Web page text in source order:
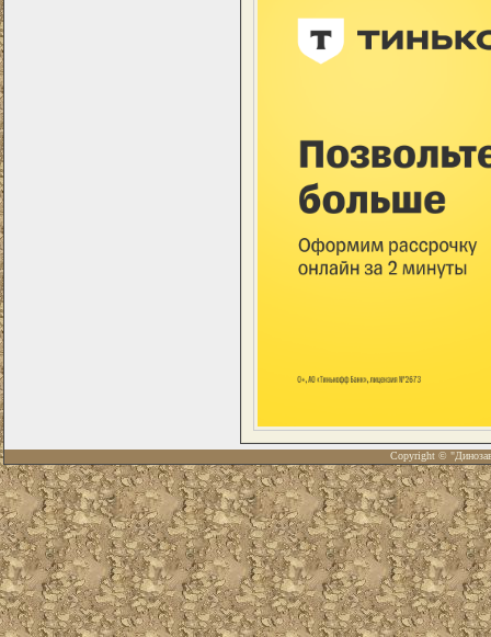
Copyright ©